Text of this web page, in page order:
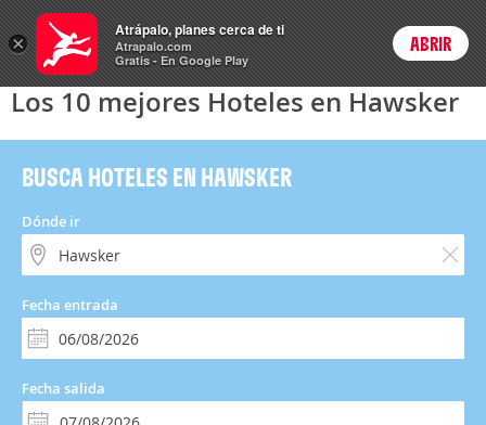
Hoteles Login
Los 10 mejores Hoteles en Hawsker
BUSCA HOTELES EN HAWSKER
Dónde ir
Fecha entrada
Fecha salida
×
Atrápalo, planes cerca de ti
Atrapalo.com
Gratis - En Google Play
ABRIR